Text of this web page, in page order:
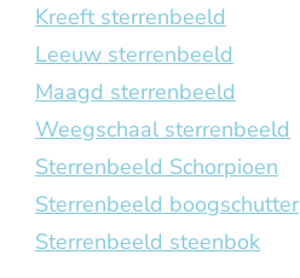
Kreeft sterrenbeeld
Leeuw sterrenbeeld
Maagd sterrenbeeld
Weegschaal sterrenbeeld
Sterrenbeeld Schorpioen
Sterrenbeeld boogschutter
Sterrenbeeld steenbok